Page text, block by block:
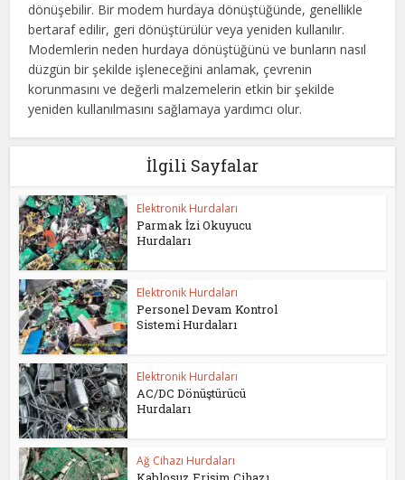
dönüşebilir. Bir modem hurdaya dönüştüğünde, genellikle
bertaraf edilir, geri dönüştürülür veya yeniden kullanılır.
Modemlerin neden hurdaya dönüştüğünü ve bunların nasıl
düzgün bir şekilde işleneceğini anlamak, çevrenin
korunmasını ve değerli malzemelerin etkin bir şekilde
yeniden kullanılmasını sağlamaya yardımcı olur.
İlgili Sayfalar
Elektronik Hurdaları
Parmak İzi Okuyucu
Hurdaları
Elektronik Hurdaları
Personel Devam Kontrol
Sistemi Hurdaları
Elektronik Hurdaları
AC/DC Dönüştürücü
Hurdaları
Ağ Cihazı Hurdaları